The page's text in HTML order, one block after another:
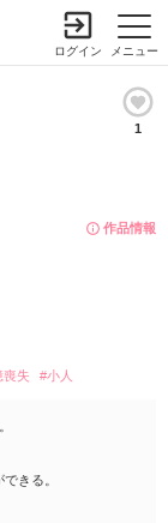
メニュー
ログイン
1
作品情報
喪失 #小人
きる。